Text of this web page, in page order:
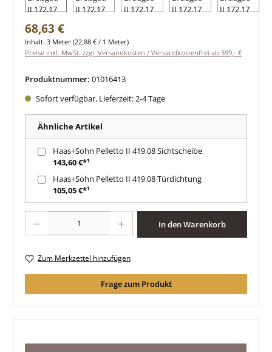
Regulärer Preis:
68,63 €
Inhalt: 3 Meter (22,88 € / 1 Meter)
Preise inkl. MwSt. zzgl. Versandkosten / Versandkostenfrei ab 399,- €
Produktnummer: 01016413
Sofort verfügbar, Lieferzeit: 2-4 Tage
Ähnliche Artikel
Haas+Sohn Pelletto II 419.08 Sichtscheibe
143,60 €*¹
Haas+Sohn Pelletto II 419.08 Türdichtung
105,05 €*¹
In den Warenkorb
Zum Merkzettel hinzufügen
Frage zum Produkt